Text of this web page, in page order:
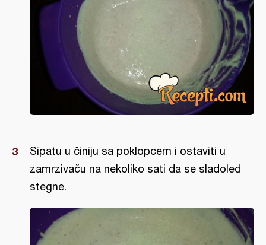
Sipatu u činiju sa poklopcem i ostaviti u
zamrzivaču na nekoliko sati da se sladoled
stegne.